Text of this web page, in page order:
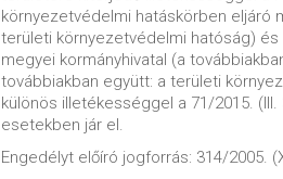
környezetvédelmi hatáskörben eljáró
területi környezetvédelmi hatóság)
megyei kormányhivatal (a
továbbiakban együtt: a területi
különös illetékességgel a 71/2015.
esetekben jár el.
Engedélyt előíró jogforrás: 314/2005.